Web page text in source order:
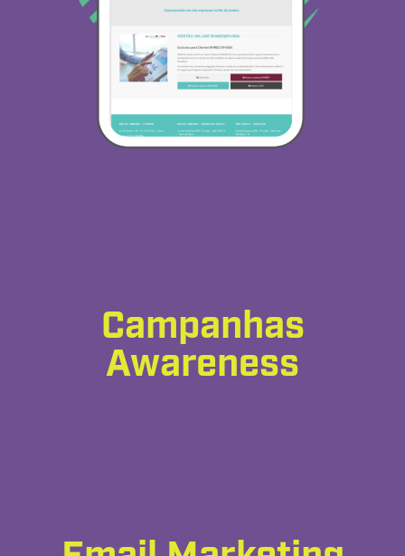
Campanhas
Awareness